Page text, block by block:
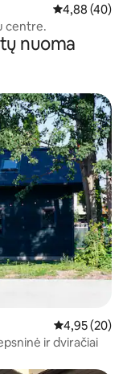
Vidutinis
4,88 (40)
centre.
nuoma
Vidutinis
4,95 (20)
ir dviračiai